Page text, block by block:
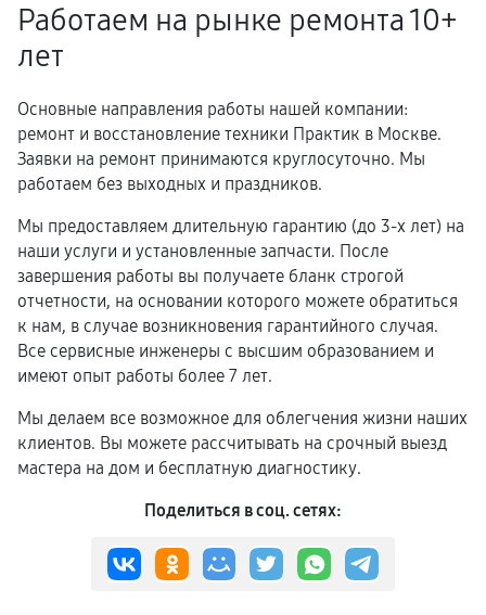
Работаем на рынке ремонта 10+
лет
Основные направления работы нашей компании:
ремонт и восстановление техники Практик в Москве.
Заявки на ремонт принимаются круглосуточно. Мы
работаем без выходных и праздников.
Мы предоставляем длительную гарантию (до 3-х лет) на
наши услуги и установленные запчасти. После
завершения работы вы получаете бланк строгой
отчетности, на основании которого можете обратиться
к нам, в случае возникновения гарантийного случая.
Все сервисные инженеры с высшим образованием и
имеют опыт работы более 7 лет.
Мы делаем все возможное для облегчения жизни наших
клиентов. Вы можете рассчитывать на срочный выезд
мастера на дом и бесплатную диагностику.
Поделиться в соц. сетях: